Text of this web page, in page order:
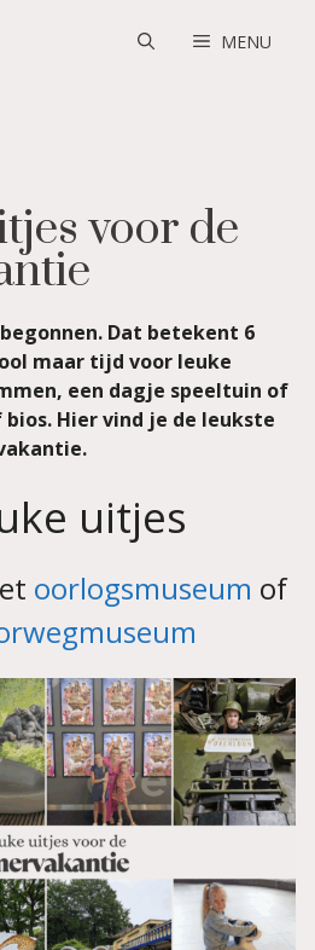
MENU
voor de
Dat betekent 6
maar tijd voor leuke
een dagje speeltuin of
Hier vind je de leukste
uitjes
oorlogsmuseum of